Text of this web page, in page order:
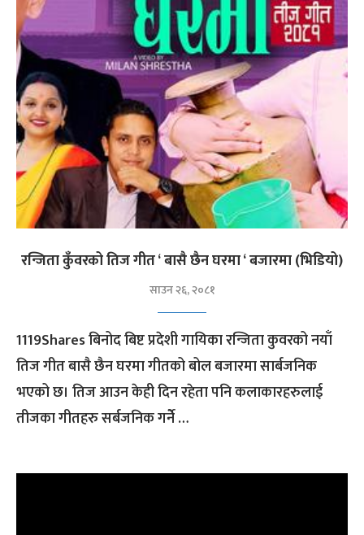
रन्जिता कुँवरको तिज गीत ‘ बासै छैन घरमा ‘ बजारमा (भिडियो)
साउन २६, २०८१
1119Shares बिनोद बिष्ट प्रदेशी गायिका रन्जिता कुवरको नयाँ
तिज गीत बासै छैन घरमा गीतको बोल बजारमा सार्बजनिक
भएको छ। तिज आउन केही दिन रहेता पनि कलाकारहरुलाई
तीजका गीतहरु सर्बजनिक गर्नेे …